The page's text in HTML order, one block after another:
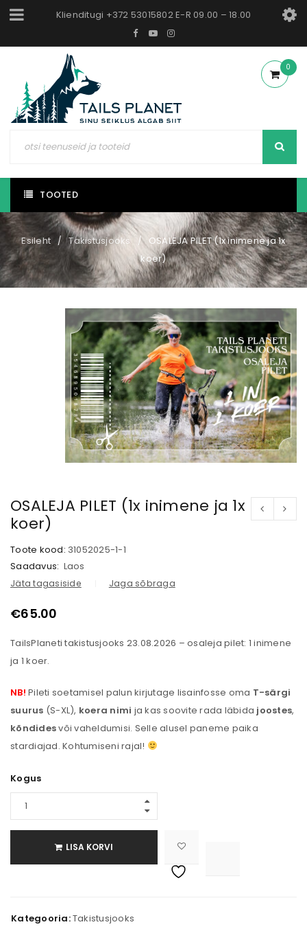
Klienditugi +372 53015802 E-R 09.00 – 18.00
0
TOOTED
Esileht / Takistusjooks /
OSALEJA PILET (1x inimene ja 1x
koer)
OSALEJA PILET (1x inimene ja 1x
koer)
Toote kood: 31052025-1-1
Saadavus: Laos
Jäta tagasiside Jaga sõbraga
€65.00
TailsPlaneti takistusjooks 23.08.2026 – osaleja pilet: 1 inimene
ja 1 koer.
NB! Pileti soetamisel palun kirjutage lisainfosse oma T-särgi
suurus (S-XL), koera nimi ja kas soovite rada läbida joostes,
kõndidesvõi vaheldumisi. Selle alusel paneme paika
stardiajad. Kohtumiseni rajal!
Kogus
LISA KORVI
Kategooria:Takistusjooks